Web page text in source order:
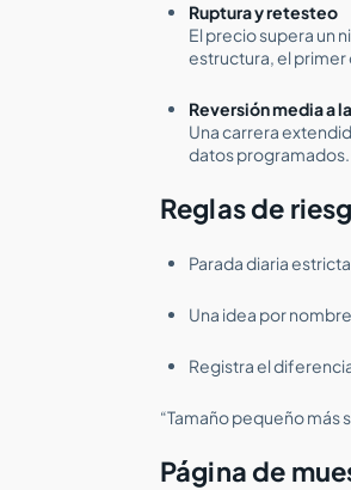
Ruptura y retesteo
El precio supera un
estructura, el primer
Reversión media a la
Una carrera
datos programados.
Reglas de
Parada diaria
Una idea por
Registra el
“Tamaño pequeño más
Página de